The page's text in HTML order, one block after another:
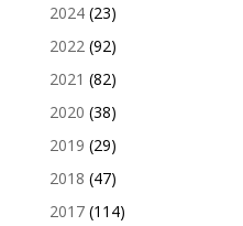
2024(23)
2022 (92)
2021 (82)
2020 (38)
2019 (29)
2018 (47)
2017(114)